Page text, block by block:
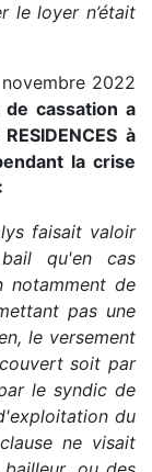
le loyer n’était
2022
de cassation a
à
la crise
faisait valoir
qu'en cas
notamment de
pas une
le versement
soit par
le syndic de
du
ne visait